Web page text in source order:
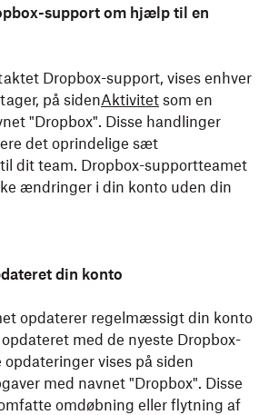
support om hjælp til en
Dropbox-support, vises enhver
på sidenAktivitet som en
"Dropbox". Disse handlinger
det oprindelige sæt
dit team. Dropbox-supportteamet
ændringer i din konto uden din
din konto
opdaterer regelmæssigt din konto
med de nyeste Dropbox-
opdateringer vises på siden
med navnet "Dropbox". Disse
omdøbning eller flytning af